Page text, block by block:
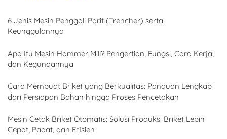
6 Jenis Mesin Penggali Parit (Trencher) serta
Keunggulannya
Apa Itu Mesin Hammer Mill? Pengertian, Fungsi, Cara Kerja,
dan Kegunaannya
Cara Membuat Briket yang Berkualitas: Panduan Lengkap
dari Persiapan Bahan hingga Proses Pencetakan
Mesin Cetak Briket Otomatis: Solusi Produksi Briket Lebih
Cepat, Padat, dan Efisien